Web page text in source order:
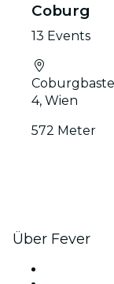
Coburg
13 Events
4, Wien
572 Meter
Über Fever